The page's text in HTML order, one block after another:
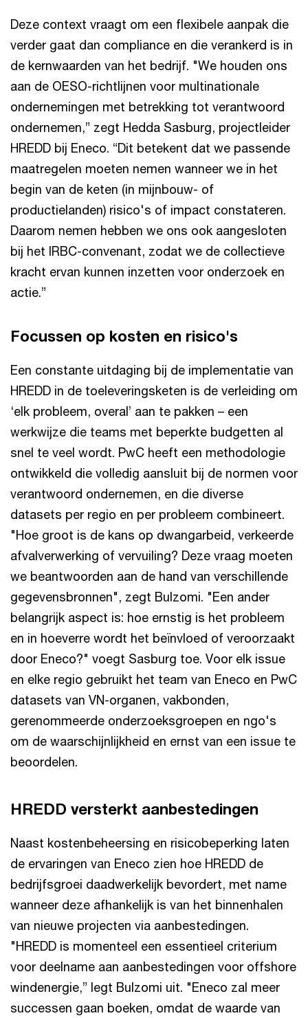
Deze context vraagt om een flexibele aanpak die
verder gaat dan compliance en die verankerd is in
de kernwaarden van het bedrijf. "We houden ons
aan de OESO-richtlijnen voor multinationale
ondernemingen met betrekking tot verantwoord
ondernemen,” zegt Hedda Sasburg, projectleider
HREDD bij Eneco. “Dit betekent dat we passende
maatregelen moeten nemen wanneer we in het
begin van de keten (in mijnbouw- of
productielanden) risico's of impact constateren.
Daarom nemen hebben we ons ook aangesloten
bij het IRBC-convenant, zodat we de collectieve
kracht ervan kunnen inzetten voor onderzoek en
actie.”
Focussen op kosten en risico's
Een constante uitdaging bij de implementatie van
HREDD in de toeleveringsketen is de verleiding om
‘elk probleem, overal’ aan te pakken – een
werkwijze die teams met beperkte budgetten al
snel te veel wordt. PwC heeft een methodologie
ontwikkeld die volledig aansluit bij de normen voor
verantwoord ondernemen, en die diverse
datasets per regio en per probleem combineert.
"Hoe groot is de kans op dwangarbeid, verkeerde
afvalverwerking of vervuiling? Deze vraag moeten
we beantwoorden aan de hand van verschillende
gegevensbronnen", zegt Bulzomi. "Een ander
belangrijk aspect is: hoe ernstig is het probleem
en in hoeverre wordt het beïnvloed of veroorzaakt
door Eneco?" voegt Sasburg toe. Voor elk issue
en elke regio gebruikt het team van Eneco en PwC
datasets van VN-organen, vakbonden,
gerenommeerde onderzoeksgroepen en ngo's
om de waarschijnlijkheid en ernst van een issue te
beoordelen.
HREDD versterkt aanbestedingen
Naast kostenbeheersing en risicobeperking laten
de ervaringen van Eneco zien hoe HREDD de
bedrijfsgroei daadwerkelijk bevordert, met name
wanneer deze afhankelijk is van het binnenhalen
van nieuwe projecten via aanbestedingen.
"HREDD is momenteel een essentieel criterium
voor deelname aan aanbestedingen voor offshore
windenergie,” legt Bulzomi uit. "Eneco zal meer
successen gaan boeken, omdat de waarde van